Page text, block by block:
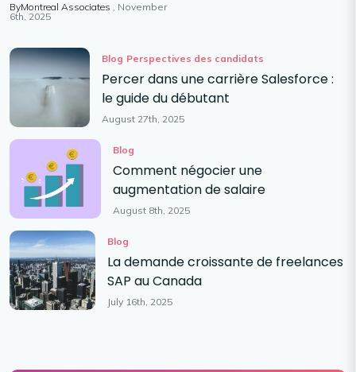
ByMontreal Associates
November
6th, 2025
Blog Perspectives des candidats
Percer dans une carrière Salesforce :
le guide du débutant
August 27th, 2025
Blog
Comment négocier une
augmentation de salaire
August 8th, 2025
Blog
La demande croissante de freelances
SAP au Canada
July 16th, 2025